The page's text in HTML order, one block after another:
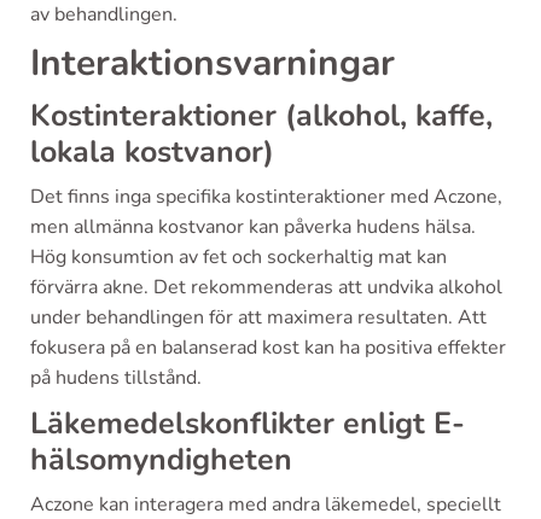
av behandlingen.
Interaktionsvarningar
Kostinteraktioner (alkohol, kaffe,
lokala kostvanor)
Det finns inga specifika kostinteraktioner med Aczone,
men allmänna kostvanor kan påverka hudens hälsa.
Hög konsumtion av fet och sockerhaltig mat kan
förvärra akne. Det rekommenderas att undvika alkohol
under behandlingen för att maximera resultaten. Att
fokusera på en balanserad kost kan ha positiva effekter
på hudens tillstånd.
Läkemedelskonflikter enligt E-
hälsomyndigheten
Aczone kan interagera med andra läkemedel, speciellt